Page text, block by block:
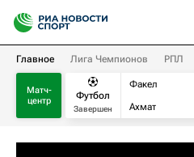
Главное Лига Чемпионов РПЛ
Матч-
центр
Футбол
Завершен
Факел
Ахмат